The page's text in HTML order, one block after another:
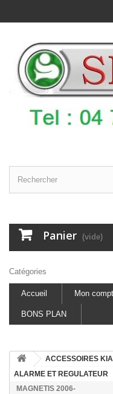
Panier (vide)
Catégories
Accueil Mon
BONS PLAN
ACCESSOIRES KIA
ALARME ET REGULATEUR
MAGNETIS 2006-